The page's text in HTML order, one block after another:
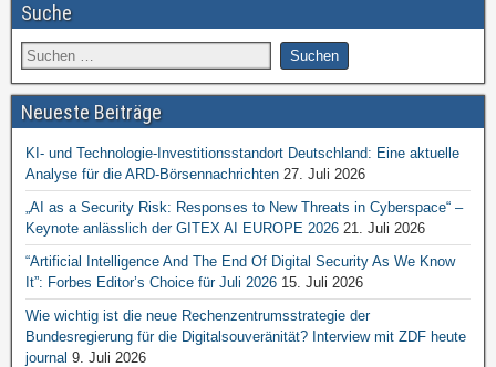
Suche
Neueste Beiträge
KI- und Technologie-Investitionsstandort Deutschland: Eine aktuelle
Analyse für die ARD-Börsennachrichten 27. Juli 2026
„AI as a Security Risk: Responses to New Threats in Cyberspace“ –
Keynote anlässlich der GITEX AI EUROPE 2026 21. Juli 2026
“Artificial Intelligence And The End Of Digital Security As We Know
It”: Forbes Editor’s Choice für Juli 2026 15. Juli 2026
Wie wichtig ist die neue Rechenzentrumsstrategie der
Bundesregierung für die Digitalsouveränität? Interview mit ZDF heute
journal 9. Juli 2026